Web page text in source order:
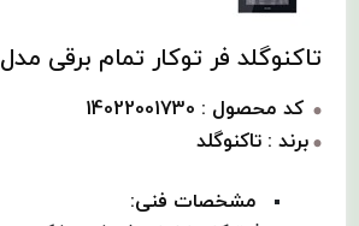
تاکنوگلد فر توکار تمام برقی مدل O115
کد محصول : 14022001730
برند : تاکنوگلد
مشخصات فنی: